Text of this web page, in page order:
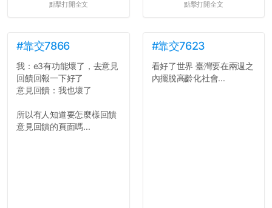
點擊打開全文 點擊打開全文
#靠交7866
我：e3有功能壞了，去意見
回饋回報一下好了
意見回饋：我也壞了
所以有人知道要怎麼樣回饋
意見回饋的頁面嗎...
#靠交7623
看好了世界 臺灣要在兩週之
內擺脫高齡化社會...